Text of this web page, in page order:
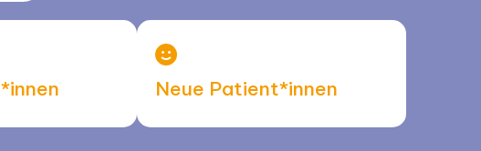
Neue Patient*innen